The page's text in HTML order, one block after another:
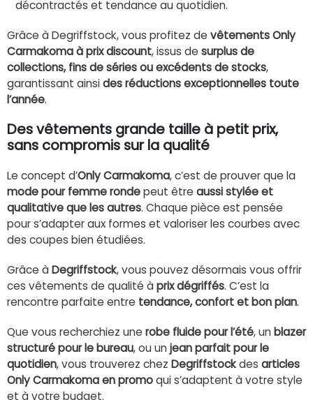
décontractés et tendance au quotidien.
Grâce à Degriffstock, vous profitez de vêtements Only
Carmakoma à prix discount, issus de surplus de
collections, fins de séries ou excédents de stocks,
garantissant ainsides réductions exceptionnelles toute
l’année.
Des vêtements grande taille à petit prix,
sans compromis sur la qualité
Le concept d’Only Carmakoma, c’est de prouver que la
mode pour femme rondepeut être aussi stylée et
qualitative que les autres. Chaque pièce est pensée
pour s’adapter aux formes et valoriser les courbes avec
des coupes bien étudiées.
Grâce àDegriffstock, vous pouvez désormais vous offrir
ces vêtements de qualité àprix dégriffés. C’est la
rencontre parfaite entre tendance, confort et bon plan.
Que vous recherchiez une robe fluide pour l’été, unblazer
structuré pour le bureau, ou unjean parfait pour le
quotidien, vous trouverez chez Degriffstockdes articles
Only Carmakoma en promoqui s’adaptent à votre style
et à votre budget.